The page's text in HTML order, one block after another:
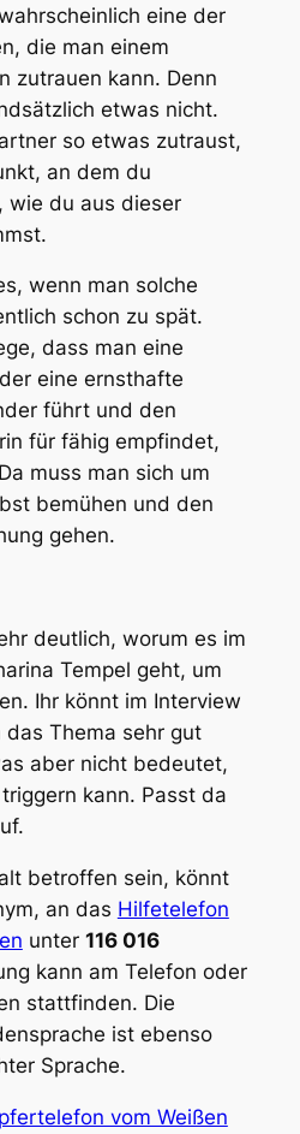
eine der
die man einem
zutrauen kann. Denn
etwas nicht.
so etwas zutraust,
an dem du
wie du aus dieser
wenn man solche
schon zu spät.
dass man eine
eine ernsthafte
führt und den
für fähig empfindet,
muss man sich um
bemühen und den
gehen.
deutlich, worum es im
Tempel geht, um
Ihr könnt im Interview
Thema sehr gut
aber nicht bedeutet,
kann. Passt da
betroffen sein, könnt
an das Hilfetelefon
unter 116 016
kann am Telefon oder
stattfinden. Die
ist ebenso
Sprache.
vom Weißen